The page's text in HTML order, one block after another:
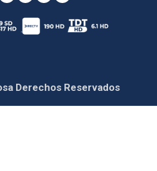
Derechos Reservados